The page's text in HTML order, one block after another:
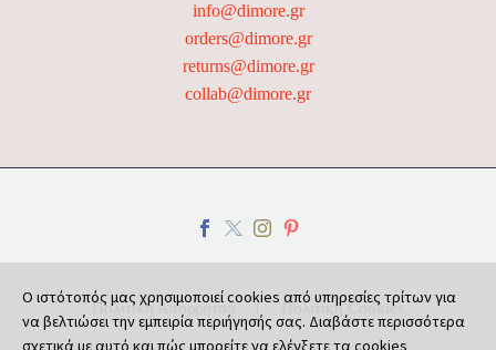
info@dimore.gr
orders@dimore.gr
returns@dimore.gr
collab@dimore.gr
Πολιτική Απορρήτου Πολιτική Cookies
Ο ιστότοπός μας χρησιμοποιεί cookies από υπηρεσίες τρίτων για
να βελτιώσει την εμπειρία περιήγησής σας. Διαβάστε περισσότερα
σχετικά με αυτό και πώς μπορείτε να ελέγξετε τα cookies